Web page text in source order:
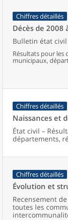
Chiffres détaillés
Décès de 2008
Bulletin état civil
Résultats pour les
municipaux,
d’emploi, bassins
Chiffres détaillés
Naissances et
État civil –
départements,
Chiffres détaillés
Évolution et
Recensement
toutes les